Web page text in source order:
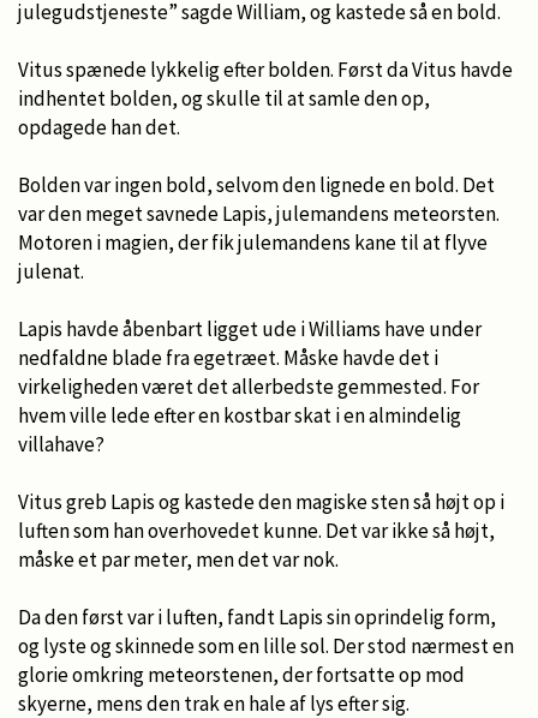
julegudstjeneste” sagde William, og kastede så en bold.
Vitus spænede lykkelig efter bolden. Først da Vitus havde
indhentet bolden, og skulle til at samle den op,
opdagede han det.
Bolden var ingen bold, selvom den lignede en bold. Det
var den meget savnede Lapis, julemandens meteorsten.
Motoren i magien, der fik julemandens kane til at flyve
julenat.
Lapis havde åbenbart ligget ude i Williams have under
nedfaldne blade fra egetræet. Måske havde det i
virkeligheden været det allerbedste gemmested. For
hvem ville lede efter en kostbar skat i en almindelig
villahave?
Vitus greb Lapis og kastede den magiske sten så højt op i
luften som han overhovedet kunne. Det var ikke så højt,
måske et par meter, men det var nok.
Da den først var i luften, fandt Lapis sin oprindelig form,
og lyste og skinnede som en lille sol. Der stod nærmest en
glorie omkring meteorstenen, der fortsatte op mod
skyerne, mens den trak en hale af lys efter sig.